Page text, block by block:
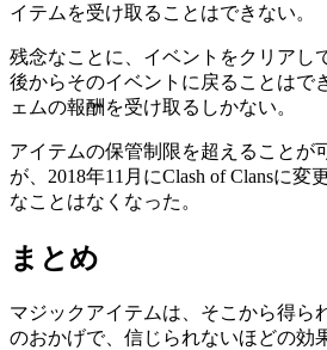
イテムを受け取ることはできない。
残念なことに、イベントをクリアし
後からそのイベントに戻ることはで
ェムの報酬を受け取るしかない。
アイテムの保管制限を超えることが
が、2018年11月にClash of Clansに変
なことはなくなった。
まとめ
マジックアイテムは、そこから得ら
のおかげで、信じられないほどの効